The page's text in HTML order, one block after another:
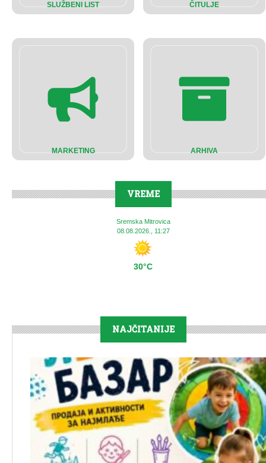
SLUŽBENI LIST ČITULJE
MARKETING ARHIVA
VREME
Sremska Mitrovica
08.08.2026., 11:27
30°C
NAJČITANIJE